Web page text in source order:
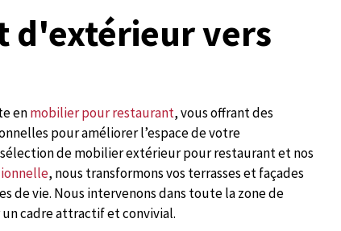
d'extérieur vers
enmobilier pour restaurant, vous offrant des
pour améliorer l’espace de votre
de mobilier extérieur pour restaurant et nos
, nous transformons vos terrasses et façades
de vie. Nous intervenons dans toute la zone de
un cadre attractif et convivial.